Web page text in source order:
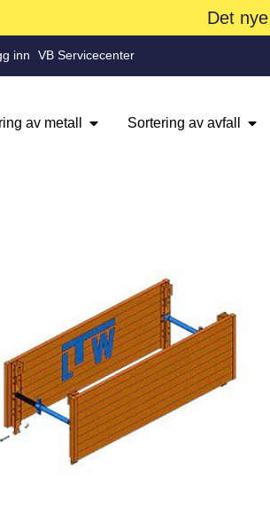
Det
inn VB Servicecenter
av metall Sortering av avfall